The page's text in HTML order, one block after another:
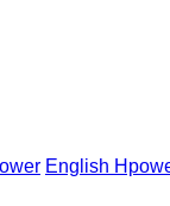
English